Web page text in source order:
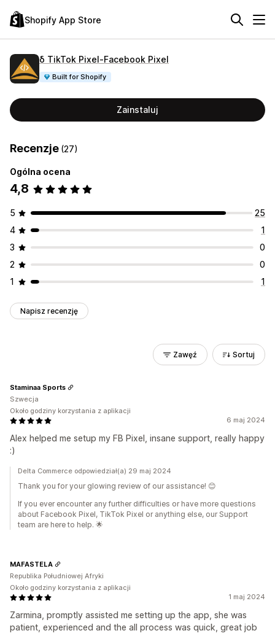
Shopify App Store
δ TikTok Pixel‑Facebook Pixel
Built for Shopify
Zainstaluj
Recenzje (27)
Ogólna ocena
4,8
5
25
4
1
3
0
2
0
1
1
Napisz recenzję
Zawęź Sortuj
6 maj 2024
Alex helped me setup my FB Pixel, insane support, really happy
:)
Staminaa Sports
Szwecja
Około godziny korzystania z aplikacji
Delta Commerce odpowiedział(a) 29 maj 2024
Thank you for your glowing review of our assistance! 😊
If you ever encounter any further difficulties or have more questions
about Facebook Pixel, TikTok Pixel or anything else, our Support
team are here to help. 🌟
1 maj 2024
Zarmina, promptly assisted me setting up the app, she was
patient, experienced and the all process was quick, great job
MAFASTELA
Republika Południowej Afryki
Około godziny korzystania z aplikacji